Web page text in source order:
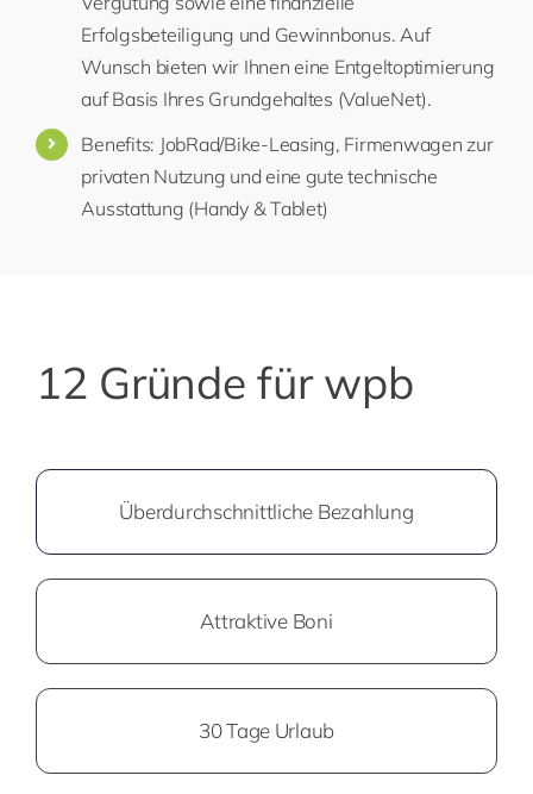
Erfolgsbeteiligung und Gewinnbonus. Auf
Wunsch bieten wir Ihnen eine Entgeltoptimierung
auf Basis Ihres Grundgehaltes (ValueNet).
Benefits: JobRad/Bike-Leasing, Firmenwagen zur
privaten Nutzung und eine gute technische
Ausstattung (Handy & Tablet)
12 Gründe für wpb
Überdurchschnittliche Bezahlung
Attraktive Boni
30 Tage Urlaub